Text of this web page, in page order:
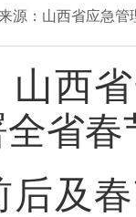
源：山西省应急管
山西
省
后及